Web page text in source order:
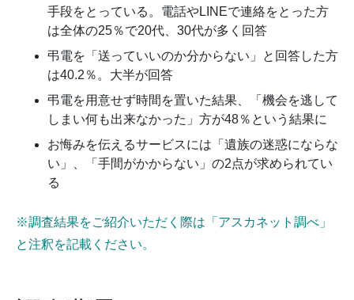
手段をとっている。電話やLINEで連絡をとった方
は全体の25％で20代、30代が多く回答
弔電を「送っていいのか分からない」と回答した方
は40.2％。大半が回答
弔電を用意せず時間を置いた結果、「機会を逃して
しまい何も出来なかった」方が48％という結果に
お悔みを伝えるサービスには「遺族の迷惑にならな
い」、「手間がかからない」の2点が求められてい
る
※調査結果をご紹介いただく際は「アスカネット調べ」
と注釈を記載ください。